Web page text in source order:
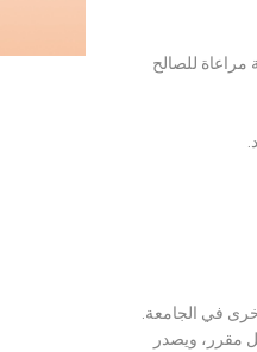
للصالح
في الجامعة.
مقرر، ويصدر